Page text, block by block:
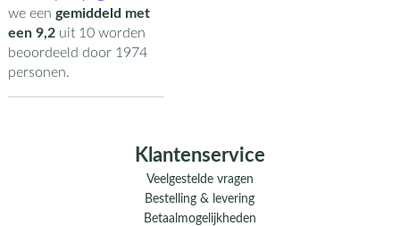
we een gemiddeld met
een 9,2uit 10worden
beoordeeld door 1974
personen.
Klantenservice
Veelgestelde vragen
Bestelling & levering
Betaalmogelijkheden